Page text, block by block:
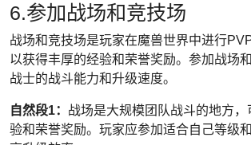
6.参加战场和竞技场
战场和竞技场是玩家在魔兽世界中进行
以获得丰厚的经验和荣誉奖励。参加战场
战士的战斗能力和升级速度。
自然段1： 战场是大规模团队战斗的地方
验和荣誉奖励。玩家应参加适合自己等级